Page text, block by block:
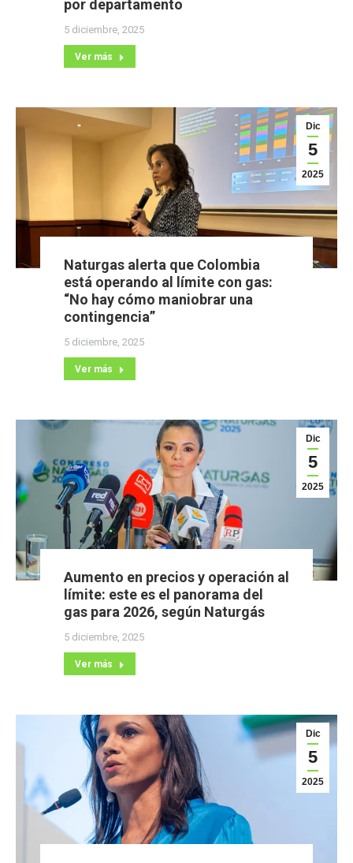
por departamento
5 diciembre, 2025
Ver más
Dic
5
2025
Naturgas alerta que Colombia
está operando al límite con gas:
“No hay cómo maniobrar una
contingencia”
5 diciembre, 2025
Ver más
Dic
5
2025
Aumento en precios y operación al
límite: este es el panorama del
gas para 2026, según Naturgás
5 diciembre, 2025
Ver más
Dic
5
2025